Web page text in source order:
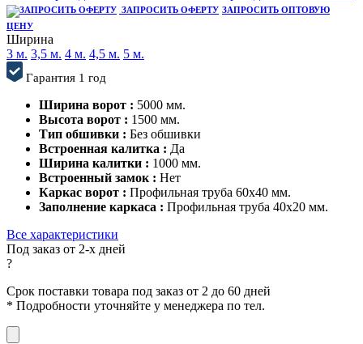
ЗАПРОСИТЬ ОФЕРТУ ЗАПРОСИТЬ ОПТОВУЮ
ЦЕНУ
Ширина
3 м. 3,5 м. 4 м. 4,5 м. 5 м.
Гарантия 1 год
Ширина ворот : 5000 мм.
Высота ворот : 1500 мм.
Тип обшивки : Без обшивки
Встроенная калитка : Да
Ширина калитки : 1000 мм.
Встроенный замок : Нет
Каркас ворот : Профильная труба 60x40 мм.
Заполнение каркаса : Профильная труба 40x20 мм.
Все характеристики
Под заказ от 2-х дней
?
Срок поставки товара под заказ от 2 до 60 дней
* Подробности уточняйте у менеджера по тел.